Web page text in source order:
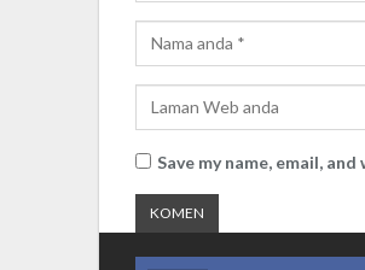
Save my name, email,